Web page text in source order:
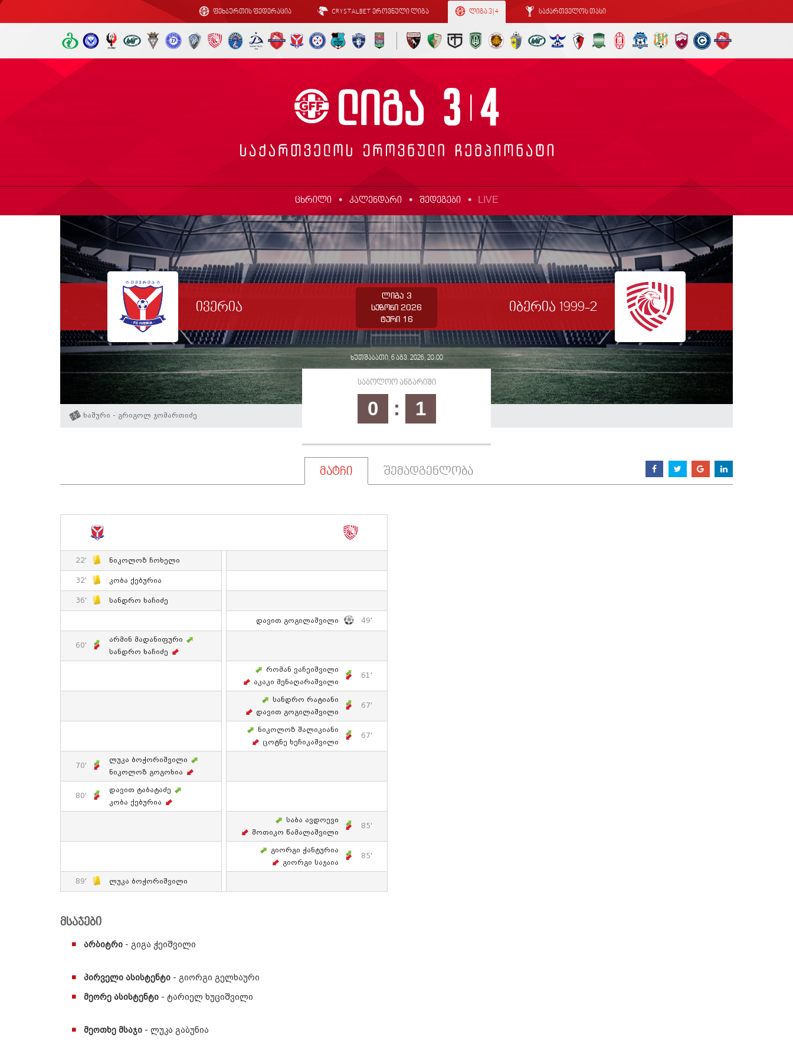
ფეხბურთის ფედერაცია CRYSTALBET ეროვნული ლიგა ლიგა 3 | 4 საქართველოს თასი
ცხრილი კალენდარი შედეგები LIVE
ივერია იბერია 1999-2
ლიგა 3
სეზონი 2026
ტური 16
ხუთშაბათი, 6 აგვ. 2026, 20:00
საბოლოო ანგარიში
0 : 1
ხაშური - გრიგოლ ჯომართიძე
მატჩი შემადგენლობა
22' Ნიკოლოზ Ჩოხელი
32' Კობა Ქებურია
36' Სანდრო Ხაჩიძე
Დავით Გოგილაშვილი 49'
60'
Არმინ Მადანიფური
Სანდრო Ხაჩიძე
Რომან Ვაჩეიშვილი
Აკაკი Მენაღარაშვილი
61'
Სანდრო Რატიანი
Დავით Გოგილაშვილი
67'
Ნიკოლოზ Შალიკიანი
Ცოტნე Ხეჩიკაშვილი
67'
70'
Ლუკა Ბოჭორიშვილი
Ნიკოლოზ Გოგოხია
80'
Დავით Ტაბატაძე
Კობა Ქებურია
Საბა Ავდოევი
Შოთიკო Წამალაშვილი
85'
Გიორგი Ჭანტურია
Გიორგი Საჯაია
85'
89' Ლუკა Ბოჭორიშვილი
მსაჯები
არბიტრი - გიგა ჭეიშვილი
პირველი ასისტენტი - გიორგი გელხაური
მეორე ასისტენტი - ტარიელ ხუციშვილი
მეოთხე მსაჯი - ლუკა გაბუნია